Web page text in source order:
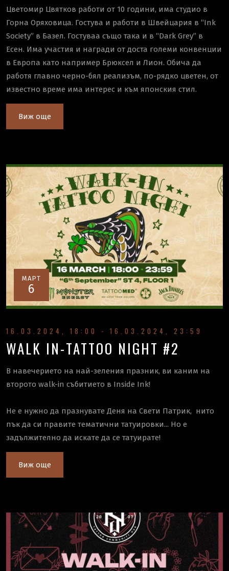
Цветомир Цвятков работи от 10 години, има студио в
Горна Оряховица. Гостува и работи в Швейцария в “Ink
Society” в Базел. Гостуваа също така и в “Dark Grey” в
Есен. Има участия и награди от доста големи конвенции
в Европа като например Брюксел и Лион. Обича да
работя главно черно-бял реализъм, по-рядко цветен, от
известно време има интерес и към японския стил.
Виж още
МАРТ
6
16.03.2024, 18:00 - 16.03.2024, 23:59
WALK IN-TATTOO NIGHT #2
В навечерието на най-зеления празник, ви каним на
второто walk-in събитието в Inside Ink!
Не е нужно да празнувате Деня на Свети Патрик, нито
пък да си правите тематични татуировки... Но е
задължително да искате да се татуирате!
Виж още